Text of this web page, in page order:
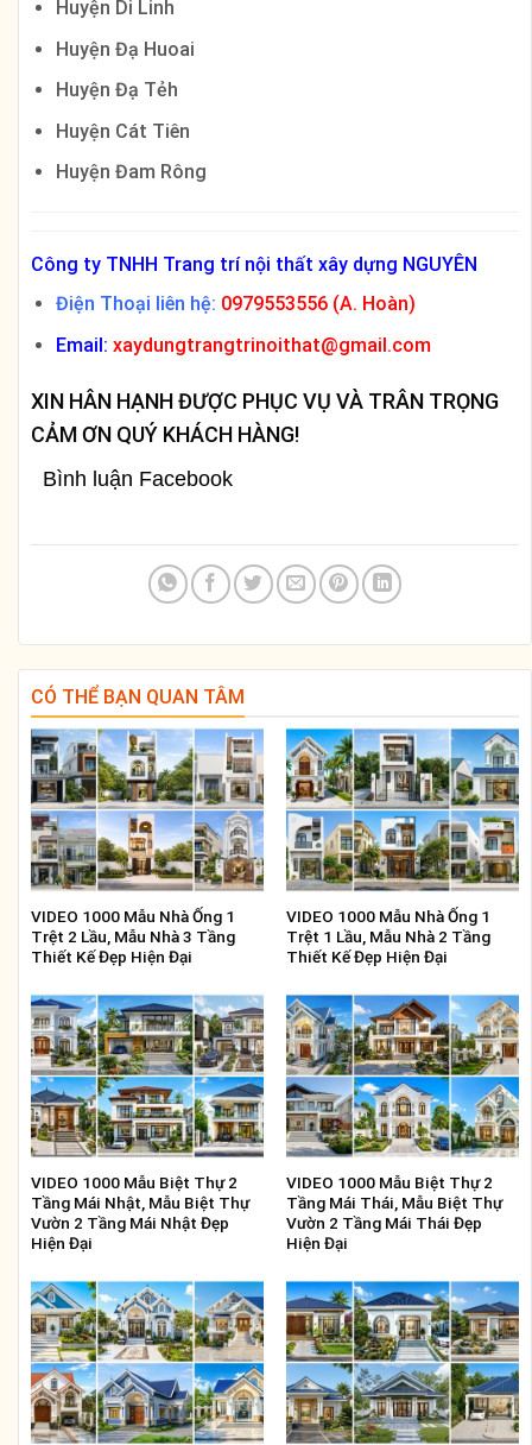
Huyện Di Linh
Huyện Đạ Huoai
Huyện Đạ Tẻh
Huyện Cát Tiên
Huyện Đam Rông
Công ty TNHH Trang trí nội thất xây dựng NGUYÊN
Điện Thoại liên hệ: 0979553556 (A. Hoàn)
Email: xaydungtrangtrinoithat@gmail.com
XIN HÂN HẠNH ĐƯỢC PHỤC VỤ VÀ TRÂN TRỌNG
CẢM ƠN QUÝ KHÁCH HÀNG!
Bình luận Facebook
CÓ THỂ BẠN QUAN TÂM
VIDEO 1000 Mẫu Nhà Ống 1
Trệt 2 Lầu, Mẫu Nhà 3 Tầng
Thiết Kế Đẹp Hiện Đại
VIDEO 1000 Mẫu Nhà Ống 1
Trệt 1 Lầu, Mẫu Nhà 2 Tầng
Thiết Kế Đẹp Hiện Đại
VIDEO 1000 Mẫu Biệt Thự 2
Tầng Mái Nhật, Mẫu Biệt Thự
Vườn 2 Tầng Mái Nhật Đẹp
Hiện Đại
VIDEO 1000 Mẫu Biệt Thự 2
Tầng Mái Thái, Mẫu Biệt Thự
Vườn 2 Tầng Mái Thái Đẹp
Hiện Đại